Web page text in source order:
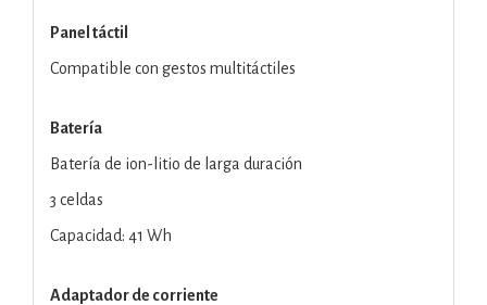
Panel táctil
Compatible con gestos multitáctiles
Batería
Batería de ion-litio de larga duración
3 celdas
Capacidad: 41 Wh
Adaptador de corriente